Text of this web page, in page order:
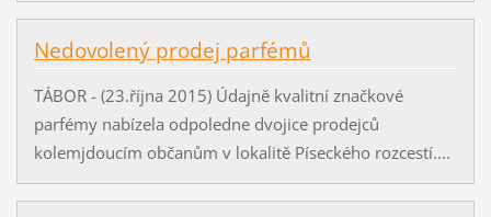
Nedovolený prodej parfémů
TÁBOR - (23.října 2015) Údajně kvalitní značkové
parfémy nabízela odpoledne dvojice prodejců
kolemjdoucím občanům v lokalitě Píseckého rozcestí....